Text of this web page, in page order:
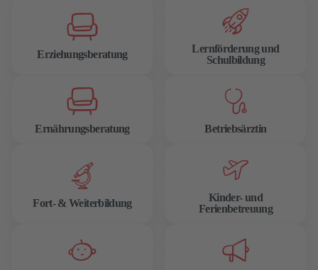
Erziehungsberatung
Lernförderung und
Schulbildung
Ernährungsberatung Betriebsärztin
Fort- & Weiterbildung
Kinder- und
Ferienbetreuung